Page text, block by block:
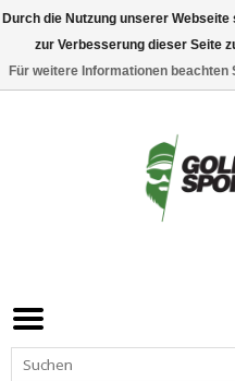
Durch die Nutzung unserer
zur Verbesserung dieser Seite
Für weitere Informationen